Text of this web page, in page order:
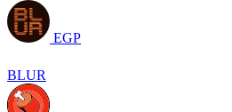
EGP
BLUR